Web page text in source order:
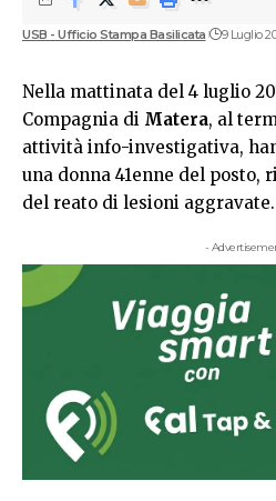
USB - Ufficio Stampa Basilicata 9 Luglio
Nella mattinata del 4 luglio
Compagnia di Matera, al
attività info-investigativa,
una donna 41enne del posto,
del reato di lesioni aggravate.
-